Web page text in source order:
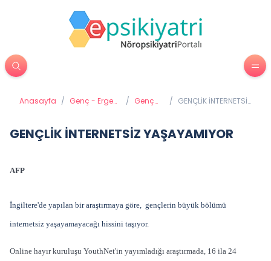
Anasayfa / Genç - Ergen
/ Genç
/ GENÇLİK İNTERNETSİZ
GENÇLİK İNTERNETSİZ YAŞAYAMIYOR
AFP
İngiltere'de yapılan bir araştırmaya göre, gençlerin büyük bölümü
internetsiz yaşayamayacağı hissini taşıyor.
Online hayır kuruluşu YouthNet'in yayımladığı araştırmada, 16 ila 24